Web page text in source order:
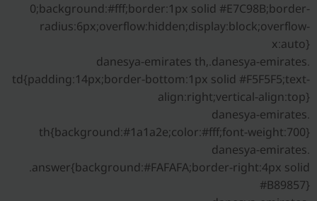
0;background:#fff;border:1px solid #E7C98B;border-
radius:6px;overflow:hidden;display:block;overflow-
x:auto}
.danesya-emirates th,.danesya-emirates
td{padding:14px;border-bottom:1px solid #F5F5F5;text-
align:right;vertical-align:top}
.danesya-emirates
th{background:#1a1a2e;color:#fff;font-weight:700}
.danesya-emirates
.answer{background:#FAFAFA;border-right:4px solid
#B89857}